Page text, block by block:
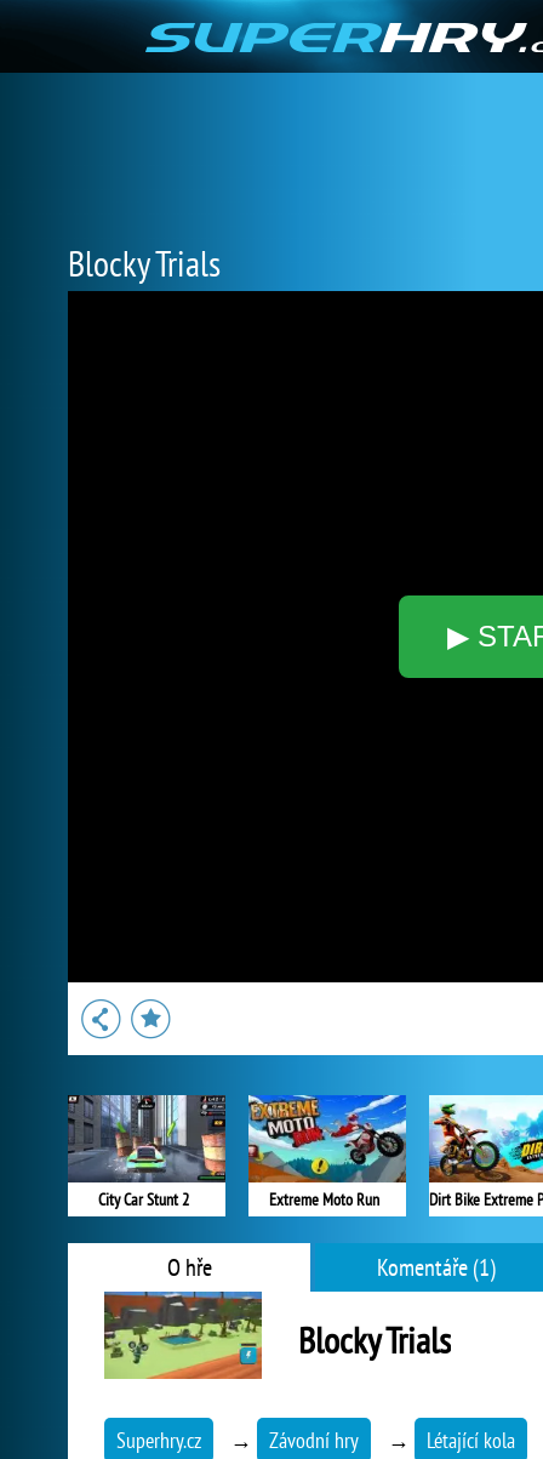
Blocky Trials
▶
City Car Stunt 2 Extreme Moto Run
O hře Komentáře (1)
Blocky Trials
Superhry.cz → Závodní hry → Létající kola